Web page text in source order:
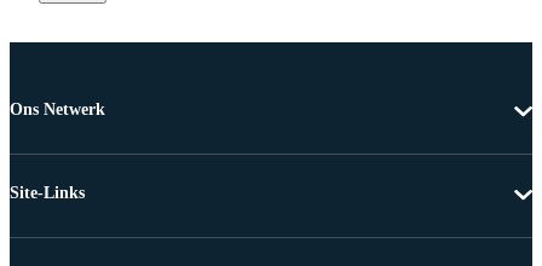
Ons Netwerk
Site-Links